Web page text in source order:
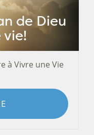
de Dieu
vie!
à Vivre une Vie